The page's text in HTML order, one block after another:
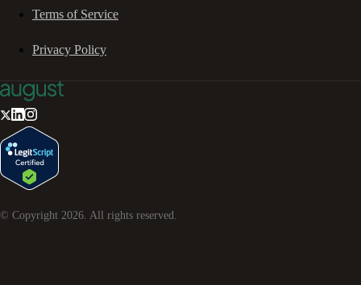
Terms of Service
Privacy Policy
© Copyright 2026 . All rights reserved.